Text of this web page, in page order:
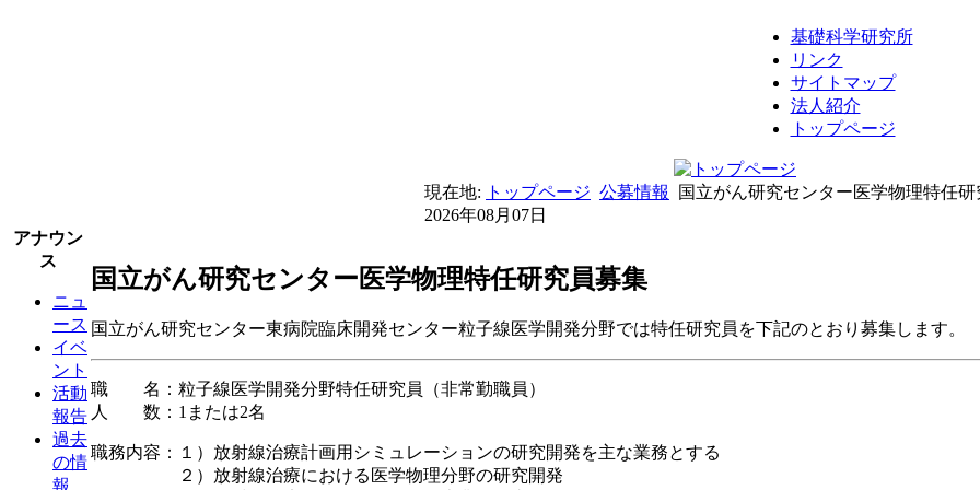
基礎科学研究所
リンク
サイトマップ
法人紹介
トップページ
現在地: トップページ 公募情報
国立がん研究センター医学物理特任
2026年08月07日
アナウン
ス
ニュ
ース
イベ
ント
活動
報告
過去
の情
報
国立がん研究センター医学物理特任研究員募集
国立がん研究センター東病院臨床開発センター粒子線医学開発分野では特任研究員を下記のとおり募集します。
職 名：粒子線医学開発分野特任研究員（非常勤職員）
人 数：1または2名
職務内容：１）放射線治療計画用シミュレーションの研究開発を主な業務とする
２）放射線治療における医学物理分野の研究開発